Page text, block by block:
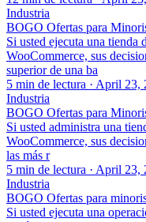
Industria
BOGO Ofertas para
Si usted ejecuta una tienda
WooCommerce, sus
superior de una ba
5 min de lectura · April 23,
Industria
BOGO Ofertas para
Si usted administra una
WooCommerce, sus
las más r
5 min de lectura · April 23,
Industria
BOGO Ofertas para
Si usted ejecuta una